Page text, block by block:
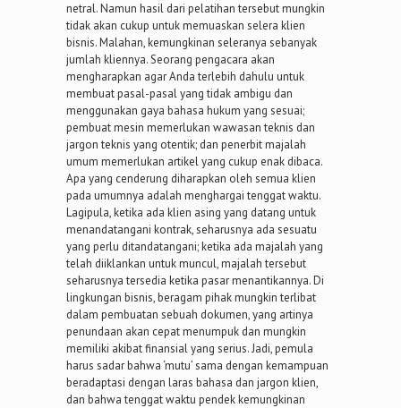
netral. Namun hasil dari pelatihan tersebut mungkin
tidak akan cukup untuk memuaskan selera klien
bisnis. Malahan, kemungkinan seleranya sebanyak
jumlah kliennya. Seorang pengacara akan
mengharapkan agar Anda terlebih dahulu untuk
membuat pasal-pasal yang tidak ambigu dan
menggunakan gaya bahasa hukum yang sesuai;
pembuat mesin memerlukan wawasan teknis dan
jargon teknis yang otentik; dan penerbit majalah
umum memerlukan artikel yang cukup enak dibaca.
Apa yang cenderung diharapkan oleh semua klien
pada umumnya adalah menghargai tenggat waktu.
Lagipula, ketika ada klien asing yang datang untuk
menandatangani kontrak, seharusnya ada sesuatu
yang perlu ditandatangani; ketika ada majalah yang
telah diiklankan untuk muncul, majalah tersebut
seharusnya tersedia ketika pasar menantikannya. Di
lingkungan bisnis, beragam pihak mungkin terlibat
dalam pembuatan sebuah dokumen, yang artinya
penundaan akan cepat menumpuk dan mungkin
memiliki akibat finansial yang serius. Jadi, pemula
harus sadar bahwa ‘mutu’ sama dengan kemampuan
beradaptasi dengan laras bahasa dan jargon klien,
dan bahwa tenggat waktu pendek kemungkinan